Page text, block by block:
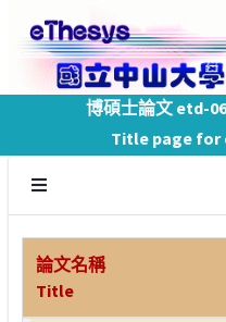
博碩士論文 etd-
Title page for
論文名稱
Title